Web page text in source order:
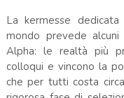
La kermesse
mondo prevede
Alpha: le realtà più
colloqui e vincono la
che per tutti costa